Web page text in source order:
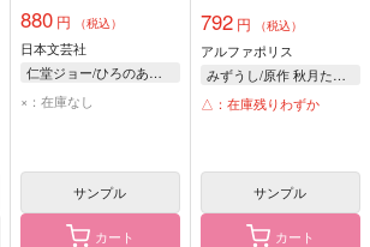
放題させてもらいま
す! 5
880 円 （税込）
日本文芸社
仁堂ジョー/ひろのあきとみ
×：在庫なし
サンプル
カート
す 4
792円 （税込）
アルファポリス
みずうし/原作 秋月たかひろ/漫画 はらけんし/キャラクター原案
△：在庫残りわずか
サンプル
カート